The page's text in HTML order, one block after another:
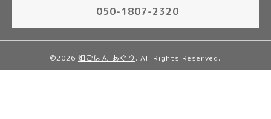
050-1807-2320
©2026 畑ごはん あぐり . All Rights Reserved.